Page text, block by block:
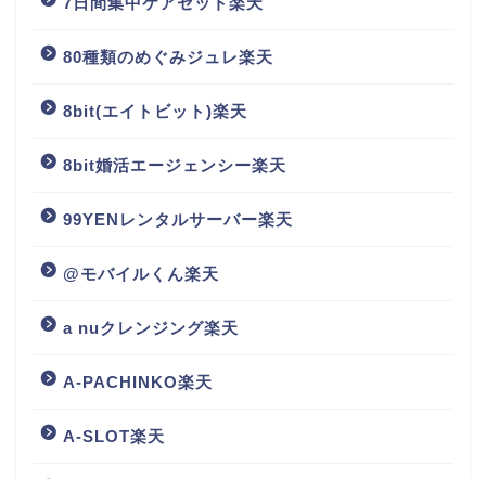
80種類のめぐみジュレ楽天
8bit(エイトビット)楽天
8bit婚活エージェンシー楽天
99YENレンタルサーバー楽天
@モバイルくん楽天
a nuクレンジング楽天
A-PACHINKO楽天
A-SLOT楽天